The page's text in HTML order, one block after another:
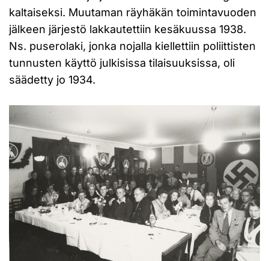
kaltaiseksi. Muutaman räyhäkän toimintavuoden
jälkeen järjestö lakkautettiin kesäkuussa 1938.
Ns. puserolaki, jonka nojalla kiellettiin poliittisten
tunnusten käyttö julkisissa tilaisuuksissa, oli
säädetty jo 1934.